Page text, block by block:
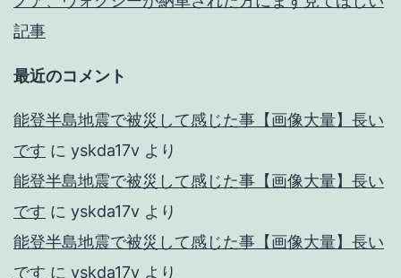
記事
最近のコメント
能登半島地震で被災して感じた事【画像大量】長い
です に yskda17v より
能登半島地震で被災して感じた事【画像大量】長い
です に yskda17v より
能登半島地震で被災して感じた事【画像大量】長い
です に yskda17v より